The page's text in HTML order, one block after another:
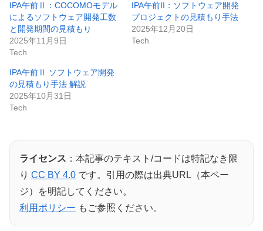
IPA午前Ⅱ：COCOMOモデル
によるソフトウェア開発工数
と開発期間の見積もり
2025年11月9日
Tech
IPA午前II：ソフトウェア開発
プロジェクトの見積もり手法
2025年12月20日
Tech
IPA午前Ⅱ ソフトウェア開発
の見積もり手法 解説
2025年10月31日
Tech
ライセンス ：本記事のテキスト/コードは特記なき限
り CC BY 4.0 です。引用の際は出典URL（本ペー
ジ）を明記してください。
利用ポリシー もご参照ください。